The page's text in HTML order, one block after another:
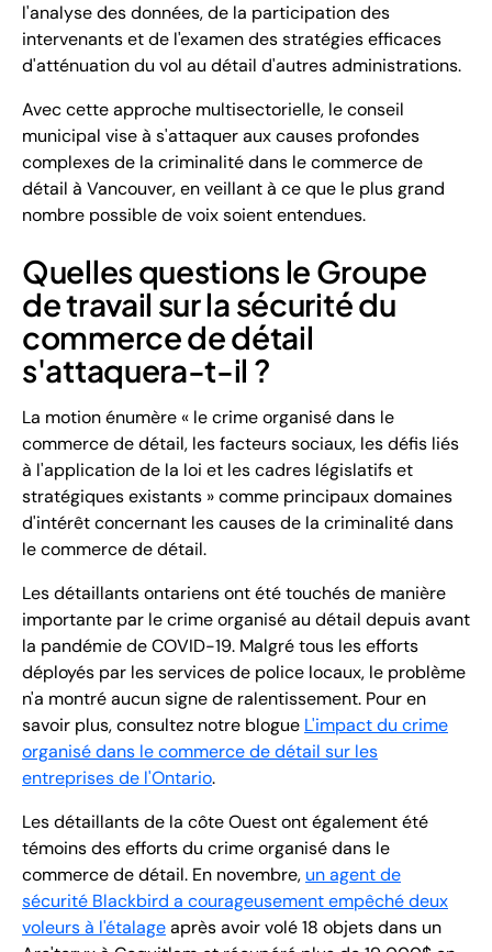
l'analyse des données, de la participation des
intervenants et de l'examen des stratégies efficaces
d'atténuation du vol au détail d'autres administrations.
Avec cette approche multisectorielle, le conseil
municipal vise à s'attaquer aux causes profondes
complexes de la criminalité dans le commerce de
détail à Vancouver, en veillant à ce que le plus grand
nombre possible de voix soient entendues.
Quelles questions le Groupe
de travail sur la sécurité du
commerce de détail
s'attaquera-t-il ?
La motion énumère « le crime organisé dans le
commerce de détail, les facteurs sociaux, les défis liés
à l'application de la loi et les cadres législatifs et
stratégiques existants » comme principaux domaines
d'intérêt concernant les causes de la criminalité dans
le commerce de détail.
Les détaillants ontariens ont été touchés de manière
importante par le crime organisé au détail depuis avant
la pandémie de COVID-19. Malgré tous les efforts
déployés par les services de police locaux, le problème
n'a montré aucun signe de ralentissement. Pour en
savoir plus, consultez notre blogue L'impact du crime
organisé dans le commerce de détail sur les
entreprises de l'Ontario.
Les détaillants de la côte Ouest ont également été
témoins des efforts du crime organisé dans le
commerce de détail. En novembre, un agent de
sécurité Blackbird a courageusement empêché deux
voleurs à l'étalageaprès avoir volé 18 objets dans un